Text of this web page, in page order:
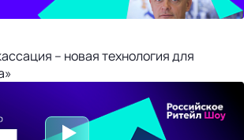
– новая технология для